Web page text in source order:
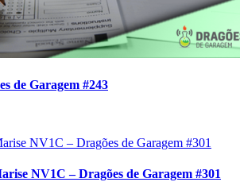
de Garagem #243
NV1C – Dragões de Garagem #301